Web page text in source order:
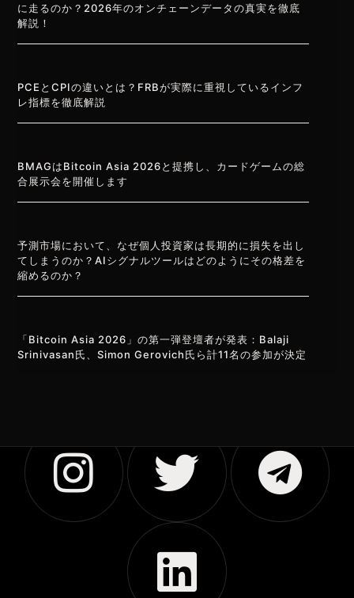
に走るのか？2026年のオンチェーンデータの真実を徹底
解説！
PCEとCPIの違いとは？FRBが実際に重視しているインフ
レ指標を徹底解説
BMAGはBitcoin Asia 2026と提携し、カードゲームの総
合展示会を開催します
予測市場において、なぜ個人投資家は長期的に損失を出し
てしまうのか？AIシグナルツールはどのようにその格差を
縮めるのか？
「Bitcoin Asia 2026」の第一弾登壇者が発表：Balaji
Srinivasan氏、Simon Gerovich氏ら計11名の参加が決定
Chinese (China)
English
Vietnamese